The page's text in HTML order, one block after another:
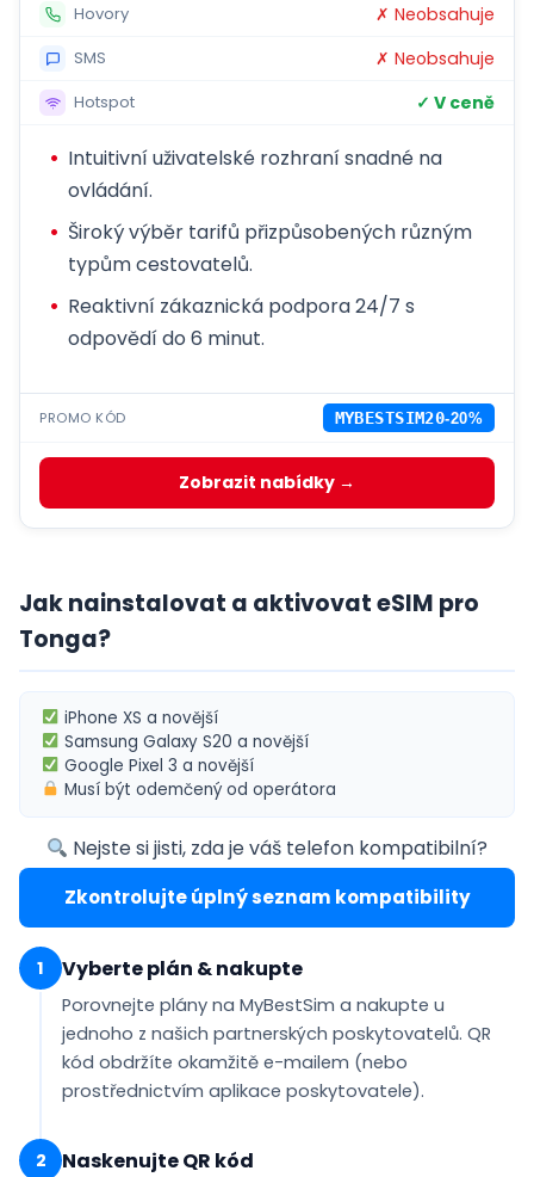
Hovory ✗ Neobsahuje
SMS ✗ Neobsahuje
Hotspot ✓ V ceně
Intuitivní uživatelské rozhraní snadné na
ovládání.
Široký výběr tarifů přizpůsobených různým
typům cestovatelů.
Reaktivní zákaznická podpora 24/7 s
odpovědí do 6 minut.
PROMO KÓD MYBESTSIM20-20%
Zobrazit nabídky →
Jak nainstalovat a aktivovat eSIM pro
Tonga?
iPhone XS a novější
Samsung Galaxy S20 a novější
Google Pixel 3 a novější
Musí býtodemčený od operátora
Nejste si jisti, zda je váš telefon kompatibilní?
Zkontrolujte úplný seznam kompatibility
1 Vyberte plán & nakupte
Porovnejte plány na MyBestSim a nakupte u
jednoho z našich partnerských poskytovatelů. QR
kód obdržíte okamžitě e-mailem (nebo
prostřednictvím aplikace poskytovatele).
2 Naskenujte QR kód